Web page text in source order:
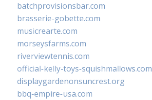
batchprovisionsbar.com
brasserie-gobette.com
musicrearte.com
morseysfarms.com
riverviewtennis.com
official-kelly-toys-squishmallows.com
displaygardenonsuncrest.org
bbq-empire-usa.com